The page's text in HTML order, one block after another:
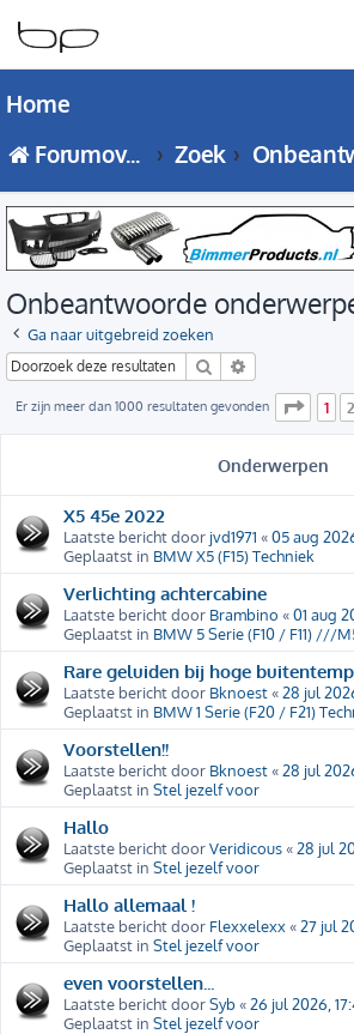
Home
Forumoverzicht
Zoek
Onbeantwoorde
Ga naar uitgebreid zoeken
Zoek
Er zijn meer dan 1000 resultaten gevonden Pagina
1 2
Onderwerpen
X5 45e 2022
Laatste bericht door jvd1971 «05 aug
Geplaatst in BMW X5 (F15) Techniek
Verlichting achtercabine
Laatste bericht door Brambino «01 aug
Geplaatst in BMW 5 Serie (F10 / F11) ///
Rare geluiden bij hoge
Laatste bericht door Bknoest«28 jul
Geplaatst in BMW 1 Serie (F20 / F21)
Voorstellen!!
Laatste bericht door Bknoest«28 jul
Geplaatst in Stel jezelf voor
Hallo
Laatste bericht doorVeridicous«28 jul
Geplaatst in Stel jezelf voor
Hallo allemaal !
Laatste bericht door Flexxelexx«27 jul
Geplaatst in Stel jezelf voor
even voorstellen...
Laatste bericht doorSyb«26 jul 2026,
Geplaatst in Stel jezelf voor